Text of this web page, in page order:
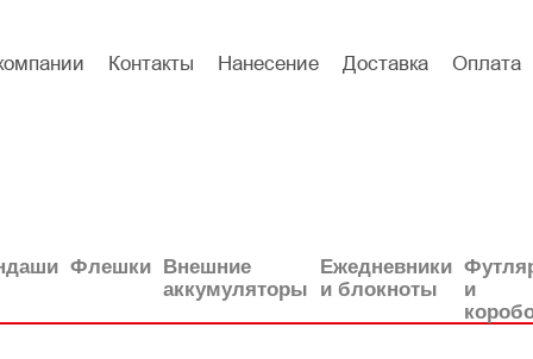
Контакты Нанесение Доставка Оплата
Флешки
Внешние
аккумуляторы
Ежедневники
и блокноты
и